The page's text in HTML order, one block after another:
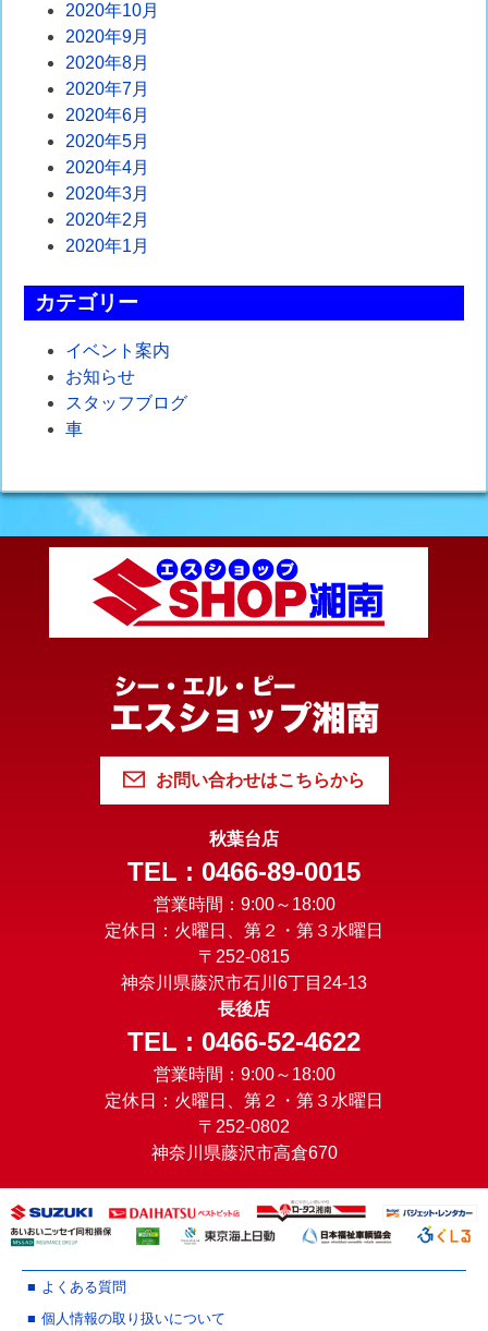
2020年10月
2020年9月
2020年8月
2020年7月
2020年6月
2020年5月
2020年4月
2020年3月
2020年2月
2020年1月
カテゴリー
イベント案内
お知らせ
スタッフブログ
車
お問い合わせはこちらから
秋葉台店
TEL : 0466-89-0015
営業時間：9:00～18:00
定休日：火曜日、第２・第３水曜日
〒252-0815
神奈川県藤沢市石川6丁目24-13
長後店
TEL : 0466-52-4622
営業時間：9:00～18:00
定休日：火曜日、第２・第３水曜日
〒252-0802
神奈川県藤沢市高倉670
よくある質問
個人情報の取り扱いについて